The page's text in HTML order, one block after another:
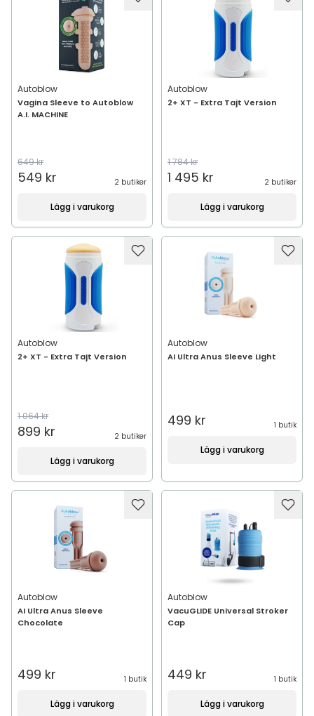
Autoblow
Vagina Sleeve to Autoblow
A.I. MACHINE
649 kr
549 kr 2 butiker
Lägg i varukorg
Autoblow
2+ XT - Extra Tajt Version
1 784 kr
1 495 kr 2 butiker
Lägg i varukorg
Autoblow
2+ XT - Extra Tajt Version
1 064 kr
899 kr 2 butiker
Lägg i varukorg
Autoblow
AI Ultra Anus Sleeve Light
499 kr 1 butik
Lägg i varukorg
Autoblow
AI Ultra Anus Sleeve
Chocolate
499 kr 1 butik
Lägg i varukorg
Autoblow
VacuGLIDE Universal Stroker
Cap
449 kr 1 butik
Lägg i varukorg